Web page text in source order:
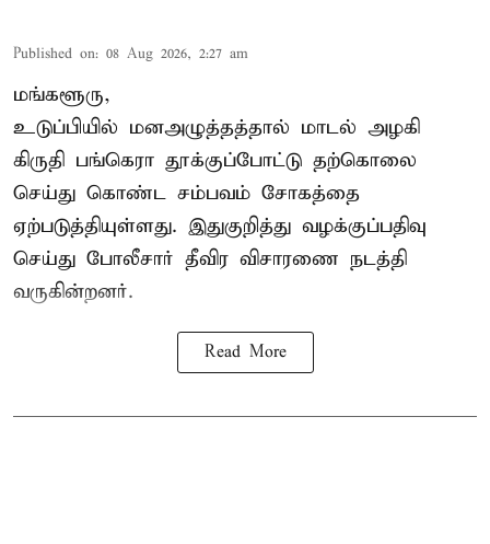
Published on: 08 Aug 2026, 2:27 am
மங்களூரு,
உடுப்பியில் மனஅழுத்தத்தால் மாடல் அழகி
கிருதி பங்கெரா தூக்குப்போட்டு தற்கொலை
செய்து கொண்ட சம்பவம் சோகத்தை
ஏற்படுத்தியுள்ளது. இதுகுறித்து வழக்குப்பதிவு
செய்து போலீசார் தீவிர விசாரணை நடத்தி
வருகின்றனர்.
Read More